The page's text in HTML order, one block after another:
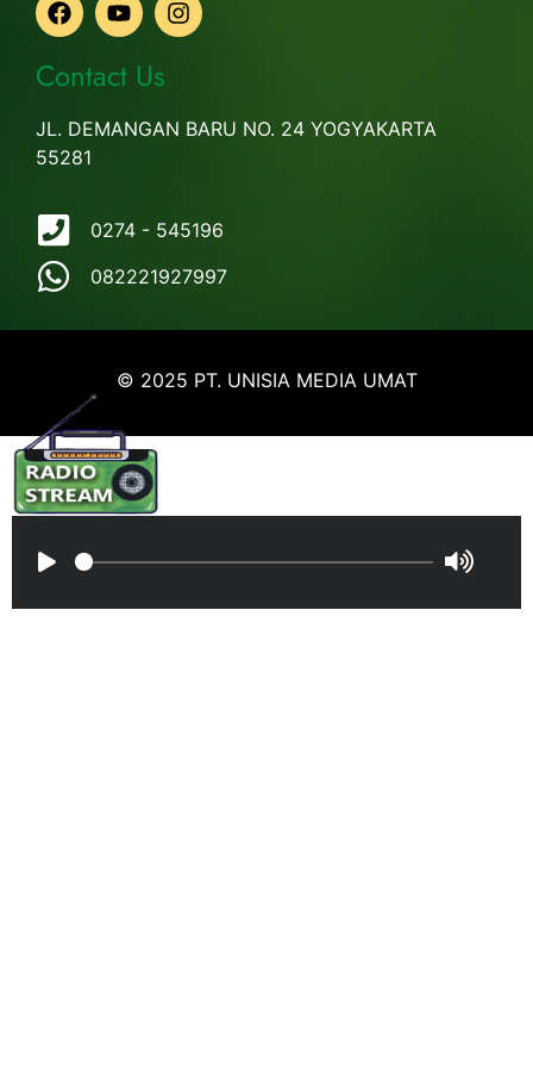
Contact Us
JL. DEMANGAN BARU NO. 24 YOGYAKARTA
55281
0274 - 545196
082221927997
© 2025 PT. UNISIA MEDIA UMAT